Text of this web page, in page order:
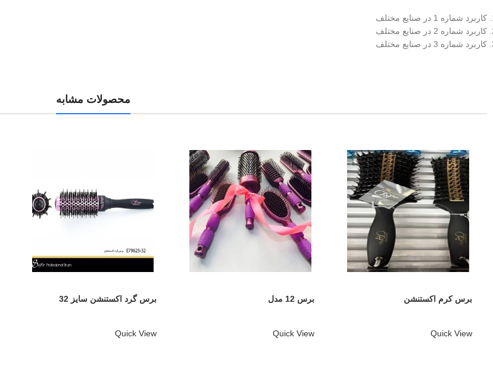
کاربرد شماره 1 در صنایع مختلف
کاربرد شماره 2 در صنایع مختلف
کاربرد شماره 3 در صنایع مختلف
محصولات مشابه
برس کرم اکستنشن
Quick View
برس 12 مدل
Quick View
برس گرد اکستنشن سایز 32
Quick View